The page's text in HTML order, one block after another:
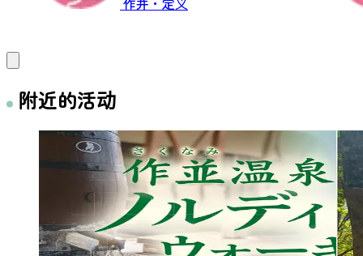
附近的活动